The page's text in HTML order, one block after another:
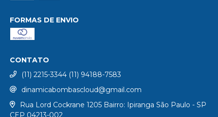
FORMAS DE ENVIO
CONTATO
(11) 2215-3344 (11) 94188-7583
dinamicabombascloud@gmail.com
Rua Lord Cockrane 1205 Bairro: Ipiranga São Paulo - SP
CEP 04213-002